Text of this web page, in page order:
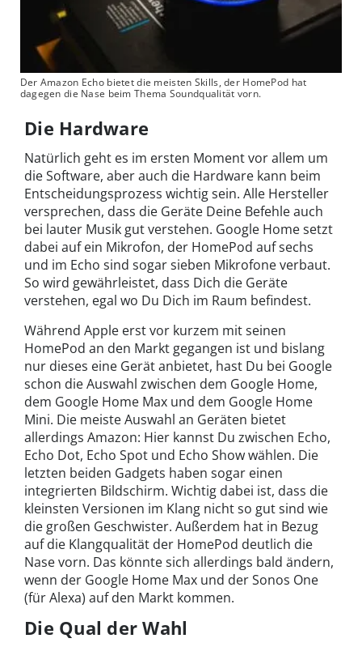
Der Amazon Echo bietet die meisten Skills, der HomePod hat
dagegen die Nase beim Thema Soundqualität vorn.
Die Hardware
Natürlich geht es im ersten Moment vor allem um
die Software, aber auch die Hardware kann beim
Entscheidungsprozess wichtig sein. Alle Hersteller
versprechen, dass die Geräte Deine Befehle auch
bei lauter Musik gut verstehen. Google Home setzt
dabei auf ein Mikrofon, der HomePod auf sechs
und im Echo sind sogar sieben Mikrofone verbaut.
So wird gewährleistet, dass Dich die Geräte
verstehen, egal wo Du Dich im Raum befindest.
Während Apple erst vor kurzem mit seinen
HomePod an den Markt gegangen ist und bislang
nur dieses eine Gerät anbietet, hast Du bei Google
schon die Auswahl zwischen dem Google Home,
dem Google Home Max und dem Google Home
Mini. Die meiste Auswahl an Geräten bietet
allerdings Amazon: Hier kannst Du zwischen Echo,
Echo Dot, Echo Spot und Echo Show wählen. Die
letzten beiden Gadgets haben sogar einen
integrierten Bildschirm. Wichtig dabei ist, dass die
kleinsten Versionen im Klang nicht so gut sind wie
die großen Geschwister. Außerdem hat in Bezug
auf die Klangqualität der HomePod deutlich die
Nase vorn. Das könnte sich allerdings bald ändern,
wenn der Google Home Max und der Sonos One
(für Alexa) auf den Markt kommen.
Die Qual der Wahl